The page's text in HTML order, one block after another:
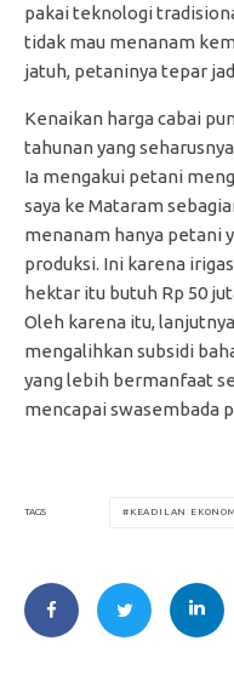
pakai teknologi
tidak mau menanam
jatuh, petaninya tepar
Kenaikan harga cabai
tahunan yang
Ia mengakui petani
saya ke Mataram
menanam hanya petani
produksi. Ini karena
hektar itu butuh Rp 50
Oleh karena itu,
mengalihkan subsidi
yang lebih bermanfaat
mencapai swasembada
TAGS KEADILAN